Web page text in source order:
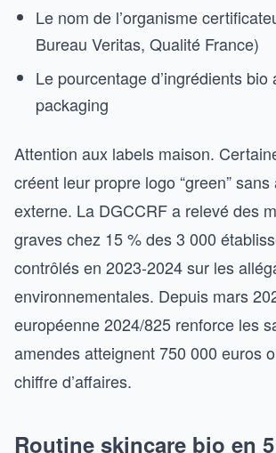
Le nom de l’organisme
Bureau Veritas, Qualité France)
Le pourcentage d’ingrédients bio
packaging
Attention aux labels maison.
créent leur propre logo “green”
externe. La DGCCRF a relevé des
graves chez 15 % des 3 000
contrôlés en 2023-2024 sur les
environnementales. Depuis mars
européenne 2024/825 renforce les
amendes atteignent 750 000 euros
chiffre d’affaires.
Routine skincare bio en